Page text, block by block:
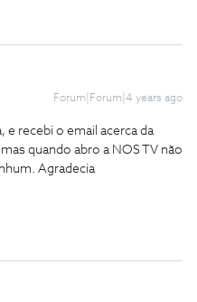
Forum|Forum|4 years ago
e recebi o email acerca da
quando abro a NOS TV não
Agradecia